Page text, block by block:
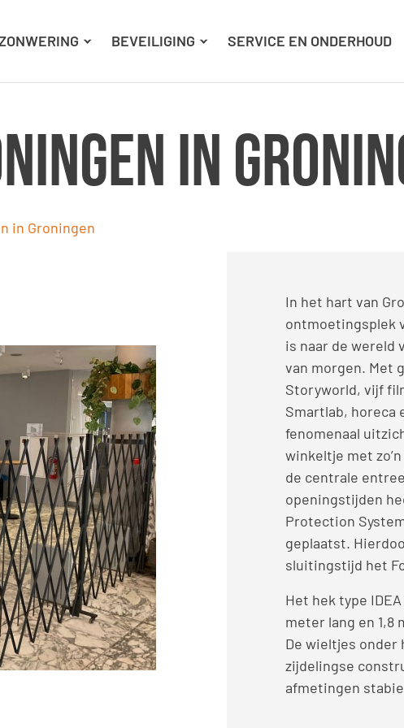
BEVEILIGING SERVICE EN ONDERHOUD
in
in Groningen
In het hart van
ontmoetingsplek
is naar de wereld
van morgen. Met
Storyworld, vijf
Smartlab, horeca
fenomenaal
winkeltje met
de centrale
openingstijden
Protection
geplaatst.
sluitingstijd het
Het hek type
meter lang en 1,8
De wieltjes onder
zijdelingse
afmetingen